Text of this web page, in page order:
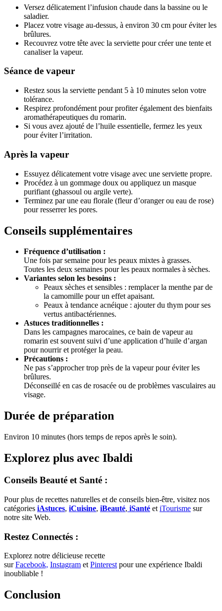
Versez délicatement l’infusion chaude dans la bassine ou le
saladier.
Placez votre visage au-dessus, à environ 30 cm pour éviter les
brûlures.
Recouvrez votre tête avec la serviette pour créer une tente et
canaliser la vapeur.
Séance de vapeur
Restez sous la serviette pendant 5 à 10 minutes selon votre
tolérance.
Respirez profondément pour profiter également des bienfaits
aromathérapeutiques du romarin.
Si vous avez ajouté de l’huile essentielle, fermez les yeux
pour éviter l’irritation.
Après la vapeur
Essuyez délicatement votre visage avec une serviette propre.
Procédez à un gommage doux ou appliquez un masque
purifiant (ghassoul ou argile verte).
Terminez par une eau florale (fleur d’oranger ou eau de rose)
pour resserrer les pores.
Conseils supplémentaires
Fréquence d’utilisation :
Une fois par semaine pour les peaux mixtes à grasses.
Toutes les deux semaines pour les peaux normales à sèches.
Variantes selon les besoins :
Peaux sèches et sensibles : remplacer la menthe par de
la camomille pour un effet apaisant.
Peaux à tendance acnéique : ajouter du thym pour ses
vertus antibactériennes.
Astuces traditionnelles :
Dans les campagnes marocaines, ce bain de vapeur au
romarin est souvent suivi d’une application d’huile d’argan
pour nourrir et protéger la peau.
Précautions :
Ne pas s’approcher trop près de la vapeur pour éviter les
brûlures.
Déconseillé en cas de rosacée ou de problèmes vasculaires au
visage.
Durée de préparation
Environ 10 minutes (hors temps de repos après le soin).
Explorez plus avec Ibaldi
Conseils Beauté et Santé :
Pour plus de recettes naturelles et de conseils bien-être, visitez nos
catégories iAstuces, iCuisine, iBeauté, iSanté et iTourisme sur
notre site Web.
Restez Connectés :
Explorez notre délicieuse recette
surFacebook, Instagram et Pinterest pour une expérience Ibaldi
inoubliable !
Conclusion